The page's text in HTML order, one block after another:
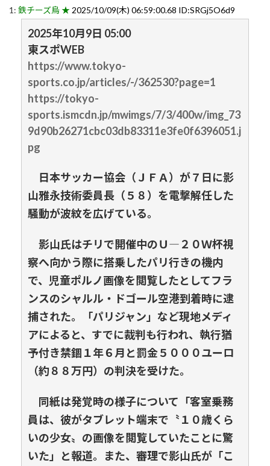
1: 鉄チーズ烏 ★ 2025/10/09(木) 06:59:00.68 ID:SRGj5O6d9
2025年10月9日 05:00
東スポWEB
https://www.tokyo-
sports.co.jp/articles/-/362530?page=1
https://tokyo-
sports.ismcdn.jp/mwimgs/7/3/400w/img_73
9d90b26271cbc03db83311e3fe0f6396051.j
pg
日本サッカー協会（ＪＦＡ）が７日に影
山雅永技術委員長（５８）を電撃解任した
騒動が波紋を広げている。
影山氏はチリで開催中のＵ―２０Ｗ杯視
察へ向かう際に搭乗したパリ行きの機内
で、児童ポルノ画像を閲覧したとしてフラ
ンスのシャルル・ドゴール空港到着時に逮
捕された。「パリジャン」など現地メディ
アによると、すでに裁判も行われ、執行猶
予付き禁錮１年６月と罰金５０００ユーロ
（約８８万円）の判決を受けた。
同紙は発覚時の様子について「客室乗務
員は、彼がタブレット端末で〝１０歳くら
いの少女〟の画像を閲覧していたことに驚
いた」と報道。また、審理で影山氏が「こ